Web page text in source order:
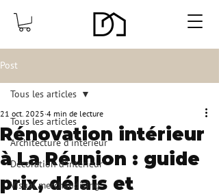
Post
Tous les articles
Architecture d'intérieur
Décoration d'intérieur
Visual merchandising
Tous les articles
Rénovation intérieur
à La Réunion : guide
prix, délais et
21 oct. 2025 4 min de lecture